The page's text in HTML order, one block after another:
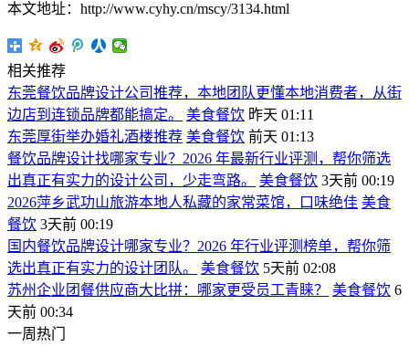
本文地址：http://www.cyhy.cn/mscy/3134.html
相关推荐
东莞餐饮品牌设计公司推荐，本地团队更懂本地消费者，从街
边店到连锁品牌都能搞定。
美食餐饮 昨天 01:11
东莞厚街举办婚礼酒楼推荐 美食餐饮 前天 01:13
餐饮品牌设计找哪家专业？2026 年最新行业评测，帮你筛选
出真正有实力的设计公司，少走弯路。
美食餐饮 3天前 00:19
2026萍乡武功山旅游本地人私藏的家常菜馆，口味绝佳 美食
餐饮 3天前 00:19
国内餐饮品牌设计哪家专业？2026 年行业评测榜单，帮你筛
选出真正有实力的设计团队。
美食餐饮 5天前 02:08
苏州企业团餐供应商大比拼：哪家更受员工青睐？
美食餐饮 6
天前 00:34
一周热门